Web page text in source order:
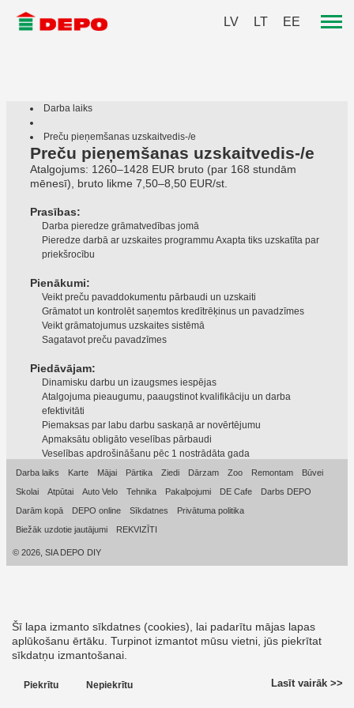
Šī lapa izmanto sīkdatnes (cookies), lai padarītu mājas lapas
aplūkošanu ērtāku. Turpinot izmantot mūsu vietni, jūs piekrītat
sīkdatņu izmantošanai.
Piekrītu Nepiekrītu Lasīt vairāk >>
LV LT EE
Darba laiks
Preču pieņemšanas uzskaitvedis-/e
Preču pieņemšanas uzskaitvedis-/e
Atalgojums: 1260–1428 EUR bruto (par 168 stundām
mēnesī), bruto likme 7,50–8,50 EUR/st.
Prasības:
Darba pieredze grāmatvedības jomā
Pieredze darbā ar uzskaites programmu Axapta tiks uzskatīta par
priekšrocību
Pienākumi:
Veikt preču pavaddokumentu pārbaudi un uzskaiti
Grāmatot un kontrolēt saņemtos kredītrēķinus un pavadzīmes
Veikt grāmatojumus uzskaites sistēmā
Sagatavot preču pavadzīmes
Piedāvājam:
Dinamisku darbu un izaugsmes iespējas
Atalgojuma pieaugumu, paaugstinot kvalifikāciju un darba
efektivitāti
Piemaksas par labu darbu saskaņā ar novērtējumu
Apmaksātu obligāto veselības pārbaudi
Veselības apdrošināšanu pēc 1 nostrādāta gada
Darba laiks Karte Mājai Pārtika Ziedi Dārzam Zoo Remontam
Būvei
Skolai
Atpūtai Auto Velo Tehnika Pakalpojumi DE Cafe
Darbs DEPO
Darām kopā
DEPO online Sīkdatnes
Privātuma politika
Biežāk uzdotie jautājumi
REKVIZĪTI
© 2026, SIA DEPO DIY